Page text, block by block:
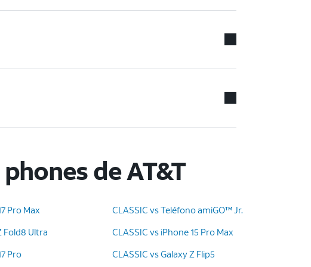
de AT&T
Pro Max
Fold8 Ultra
Pro
CLASSIC vs Teléfono amiGO™ Jr.
CLASSIC vs iPhone 15 Pro Max
CLASSIC vs Galaxy Z Flip5